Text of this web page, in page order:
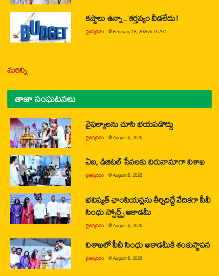
కష్టాలు ఉన్నా.. కర్తవ్యం వీడలేదు!
చైతన్యరధం @February 18, 2026 6:15 AM
మరిన్ని
తాజా సంఘటనలు
వైఫల్యాలను చూసి భయపడొద్దు
చైతన్యరధం @August 6, 2026
ఏఐ, డిజిటల్ సేవలకు చిరునామాగా విశాఖ
చైతన్యరధం @August 6, 2026
భవిష్యత్ ఛాంపియన్లను తీర్చిదిద్దే వేదికగా పీవీ
సింధు స్పోర్ట్స్ అకాడమీ
చైతన్యరధం @August 6, 2026
విశాఖలో పీవీ సింధు అకాడమీకి శంకుస్థాపన
చైతన్యరధం @August 6, 2026